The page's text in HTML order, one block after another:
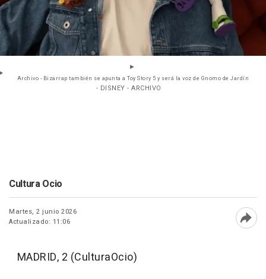
Archivo - Bizarrap también se apunta a Toy Story 5 y será la voz de Gnomo de Jardín
- DISNEY - ARCHIVO
Cultura Ocio
Martes, 2 junio 2026
Actualizado: 11:06
MADRID, 2 (CulturaOcio)